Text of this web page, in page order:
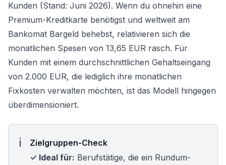
Kunden (Stand: Juni 2026). Wenn du ohnehin eine
Premium-Kreditkarte benötigst und weltweit am
Bankomat Bargeld behebst, relativieren sich die
monatlichen Spesen von 13,65 EUR rasch. Für
Kunden mit einem durchschnittlichen Gehaltseingang
von 2.000 EUR, die lediglich ihre monatlichen
Fixkosten verwalten möchten, ist das Modell hingegen
überdimensioniert.
Zielgruppen-Check
✓ Ideal für: Berufstätige, die ein Rundum-